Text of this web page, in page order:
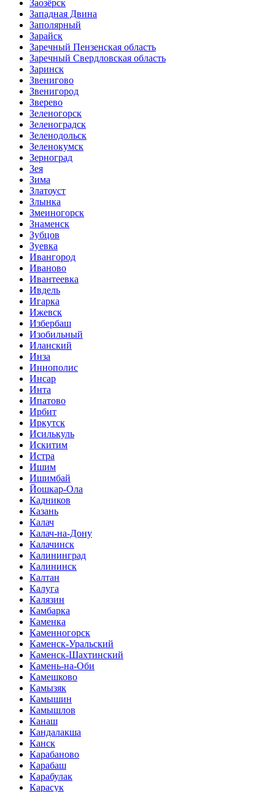
Заозёрск
Западная Двина
Заполярный
Зарайск
Заречный Пензенская область
Заречный Свердловская область
Заринск
Звенигово
Звенигород
Зверево
Зеленогорск
Зеленоградск
Зеленодольск
Зеленокумск
Зерноград
Зея
Зима
Златоуст
Злынка
Змеиногорск
Знаменск
Зубцов
Зуевка
Ивангород
Иваново
Ивантеевка
Ивдель
Игарка
Ижевск
Избербаш
Изобильный
Иланский
Инза
Иннополис
Инсар
Инта
Ипатово
Ирбит
Иркутск
Исилькуль
Искитим
Истра
Ишим
Ишимбай
Йошкар-Ола
Кадников
Казань
Калач
Калач-на-Дону
Калачинск
Калининград
Калининск
Калтан
Калуга
Калязин
Камбарка
Каменка
Каменногорск
Каменск-Уральский
Каменск-Шахтинский
Камень-на-Оби
Камешково
Камызяк
Камышин
Камышлов
Канаш
Кандалакша
Канск
Карабаново
Карабаш
Карабулак
Карасук